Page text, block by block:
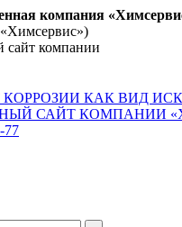
компания
компании
КАК ВИД
САЙТ КОМПАНИИ
77